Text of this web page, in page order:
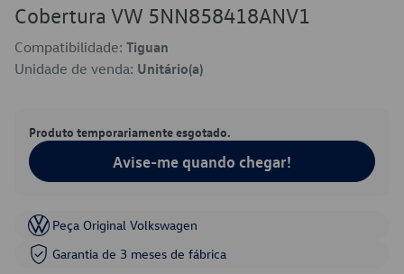
Cobertura VW 5NN858418ANV1
Compatibilidade: Tiguan
Unidade de venda: Unitário(a)
Produto temporariamente esgotado.
Avise-me quando chegar!
Peça Original Volkswagen
Garantia de 3 meses de fábrica